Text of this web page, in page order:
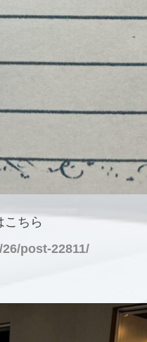
こちら
post-22811/